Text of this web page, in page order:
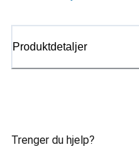
Produktdetaljer
Trenger du hjelp?